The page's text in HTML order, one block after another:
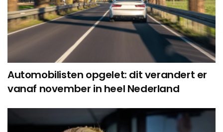
Automobilisten opgelet: dit verandert er
vanaf november in heel Nederland